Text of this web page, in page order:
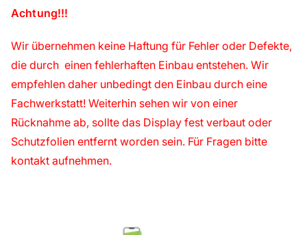
Achtung!!!
Wir übernehmen keine Haftung für Fehler oder Defekte,
die durch einen fehlerhaften Einbau entstehen. Wir
empfehlen daher unbedingt den Einbau durch eine
Fachwerkstatt! Weiterhin sehen wir von einer
Rücknahme ab, sollte das Display fest verbaut oder
Schutzfolien entfernt worden sein. Für Fragen bitte
kontakt aufnehmen.